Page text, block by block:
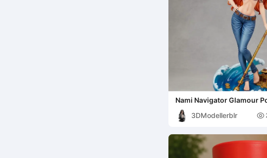
Nami Navigator Glamour
Figurine
3DModellerblr
